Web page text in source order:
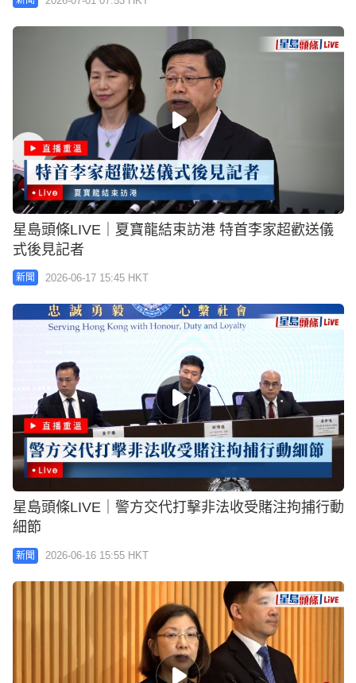
星島頭條LIVE｜夏寶龍結束訪港 特首李家超歡送儀
式後見記者
新聞 2026-06-17 15:45 HKT
星島頭條LIVE｜警方交代打擊非法收受賭注拘捕行動
細節
新聞 2026-06-16 15:55 HKT